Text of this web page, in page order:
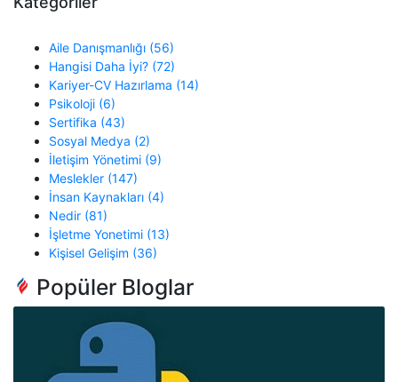
Aile Danışmanlığı (56)
Hangisi Daha İyi? (72)
Kariyer-CV Hazırlama (14)
Psikoloji (6)
Sertifika (43)
Sosyal Medya (2)
İletişim Yönetimi (9)
Meslekler (147)
İnsan Kaynakları (4)
Nedir (81)
İşletme Yonetimi (13)
Kişisel Gelişim (36)
Popüler Bloglar